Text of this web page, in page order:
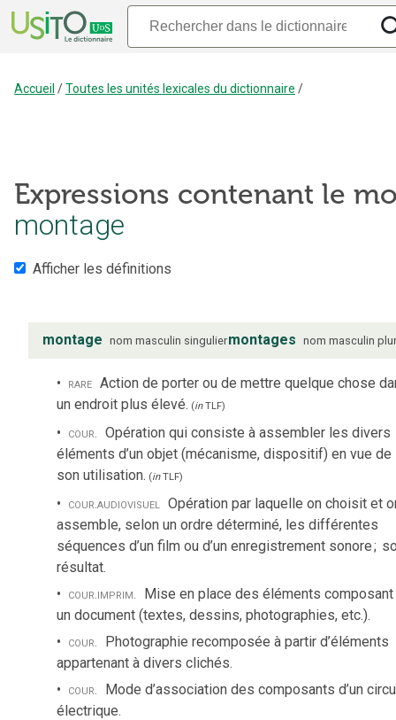
Accueil /Toutes les unités lexicales du dictionnaire /
Expressions contenant le
montage
Afficher les définitions
montage nom masculin singuliermontages nom masculin
rare Action de porter ou de mettre quelque chose
un endroit plus élevé. (inTLF)
cour. Opération qui consiste à assembler les divers
éléments d’un objet (mécanisme, dispositif) en vue de
son utilisation. (inTLF)
cour.audiovisuel Opération par laquelle on choisit et
assemble, selon un ordre déterminé, les différentes
séquences d’un film ou d’un enregistrement sonore;
résultat.
cour.imprim. Mise en place des éléments composant
un document (textes, dessins, photographies, etc.).
cour. Photographie recomposée à partir d’éléments
appartenant à divers clichés.
cour. Mode d’association des composants d’un
électrique.